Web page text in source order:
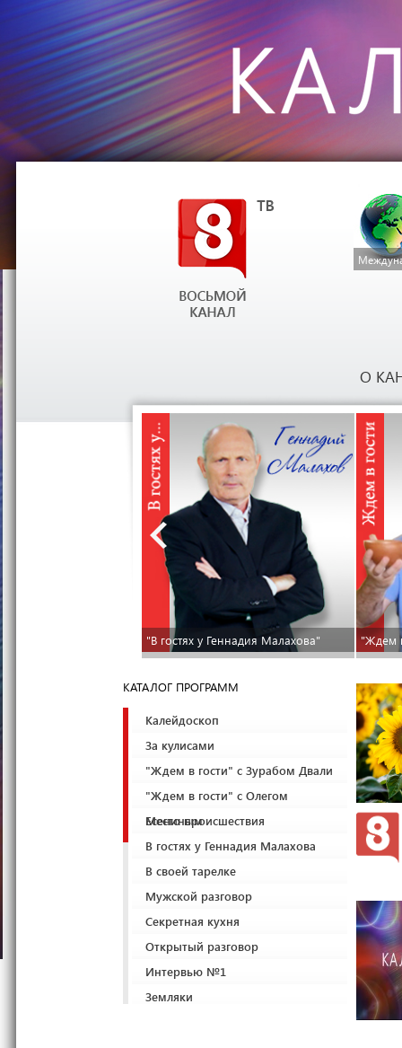
О
"В гостях у Геннадия Малахова" "Ждем
КАТАЛОГ ПРОГРАММ
Калейдоскоп
За кулисами
"Ждем в гости" с Зурабом Двали
"Ждем в гости" с Олегом
Есениным
Место происшествия
В гостях у Геннадия Малахова
В своей тарелке
Мужской разговор
Секретная кухня
Открытый разговор
Интервью №1
Земляки